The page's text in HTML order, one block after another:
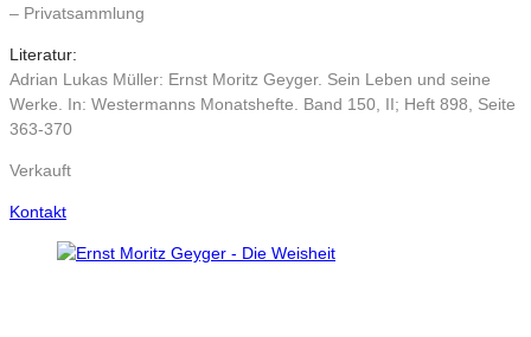
– Privatsammlung
Literatur:
Adrian Lukas Müller: Ernst Moritz Geyger. Sein Leben und seine
Werke. In: Westermanns Monatshefte. Band 150, II; Heft 898, Seite
363-370
Verkauft
Kontakt